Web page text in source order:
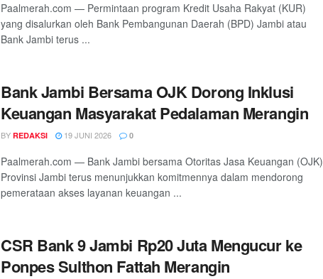
Paalmerah.com — Permintaan program Kredit Usaha Rakyat (KUR)
yang disalurkan oleh Bank Pembangunan Daerah (BPD) Jambi atau
Bank Jambi terus ...
Bank Jambi Bersama OJK Dorong Inklusi
Keuangan Masyarakat Pedalaman Merangin
BY REDAKSI 19 JUNI 2026 0
Paalmerah.com — Bank Jambi bersama Otoritas Jasa Keuangan (OJK)
Provinsi Jambi terus menunjukkan komitmennya dalam mendorong
pemerataan akses layanan keuangan ...
CSR Bank 9 Jambi Rp20 Juta Mengucur ke
Ponpes Sulthon Fattah Merangin